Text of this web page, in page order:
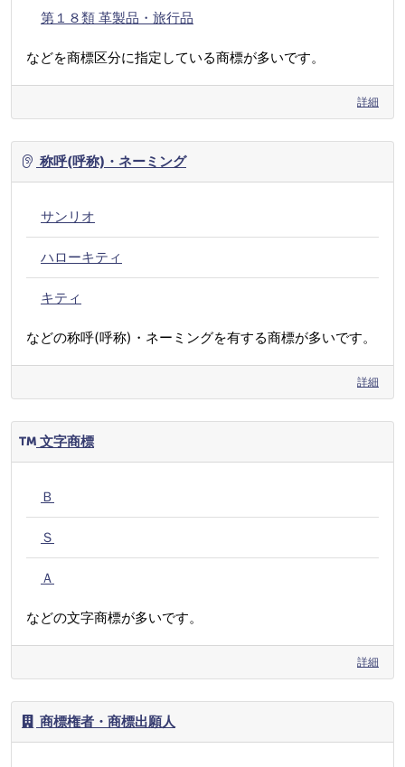
第１８類 革製品・旅行品
などを商標区分に指定している商標が多いです。
詳細
称呼(呼称)・ネーミング
サンリオ
ハローキティ
キティ
などの称呼(呼称)・ネーミングを有する商標が多いです。
詳細
文字商標
Ｂ
Ｓ
Ａ
などの文字商標が多いです。
詳細
商標権者・商標出願人